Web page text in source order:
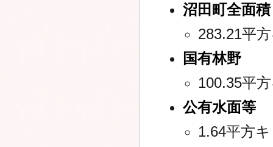
沼田町全面
283.21平
国有林野
100.35平
公有水面等
1.64平方